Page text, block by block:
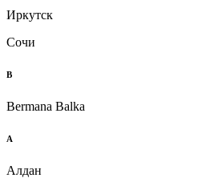
Иркутск
Сочи
B
Bermana Balka
А
Алдан